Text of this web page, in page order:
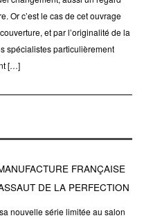
Or c’est le cas de cet ouvrage
et par l’originalité de la
spécialistes particulièrement
[…]
FRANÇAISE
DE LA PERFECTION
nouvelle série limitée au salon